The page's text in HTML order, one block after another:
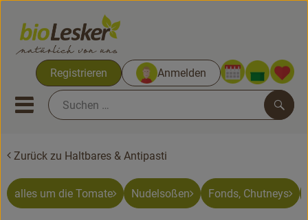
Registrieren Anmelden
Mobiles Menu öffnen oder
Biokisten
Kochkisten
Zurück zu Haltbares & Antipasti
alles um die Tomate Nudelsoßen Fonds, Chutneys